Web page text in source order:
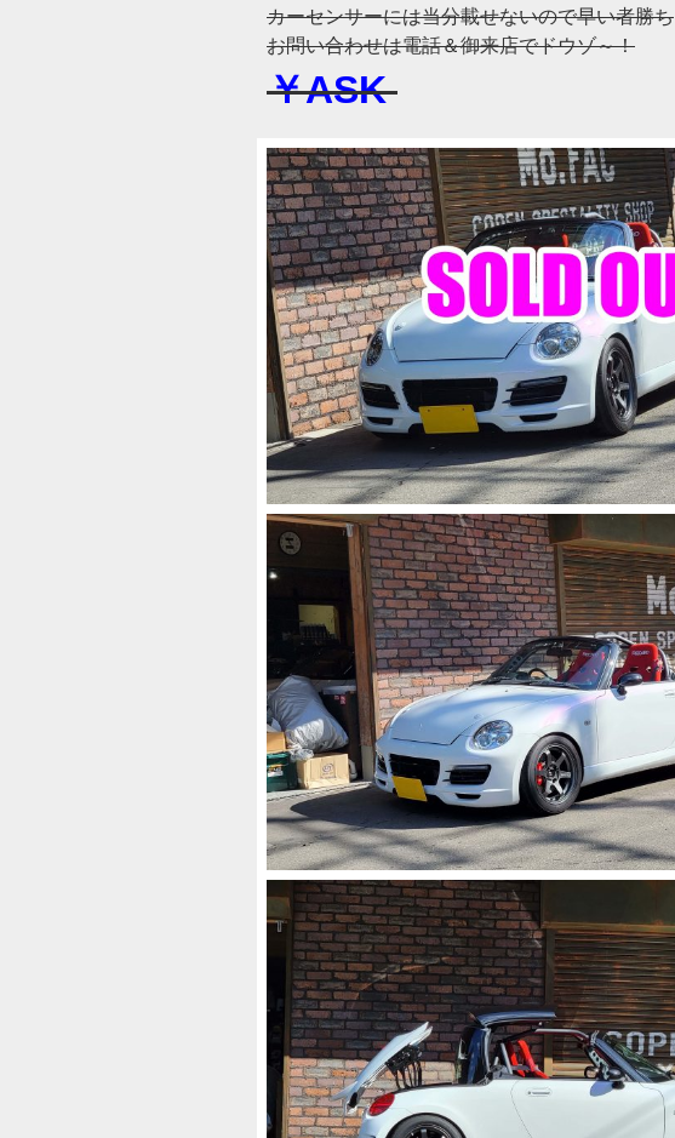
カーセンサーには当分載せないので早い者勝ち
お問い合わせは電話＆御来店でドウゾ～！
￥ASK